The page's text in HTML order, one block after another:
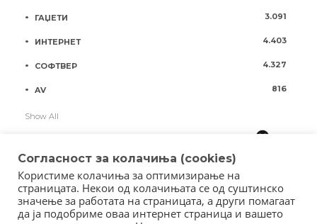
ГАЏЕТИ 3.091
ИНТЕРНЕТ 4.403
СОФТВЕР 4.327
AV 816
Show All
Согласност за колачиња (cookies)
Користиме колачиња за оптимизирање на
страницата. Некои од колачињата се од суштинско
значење за работата на страницата, а други помагаат
да ја подобриме оваа интернет страница и вашето